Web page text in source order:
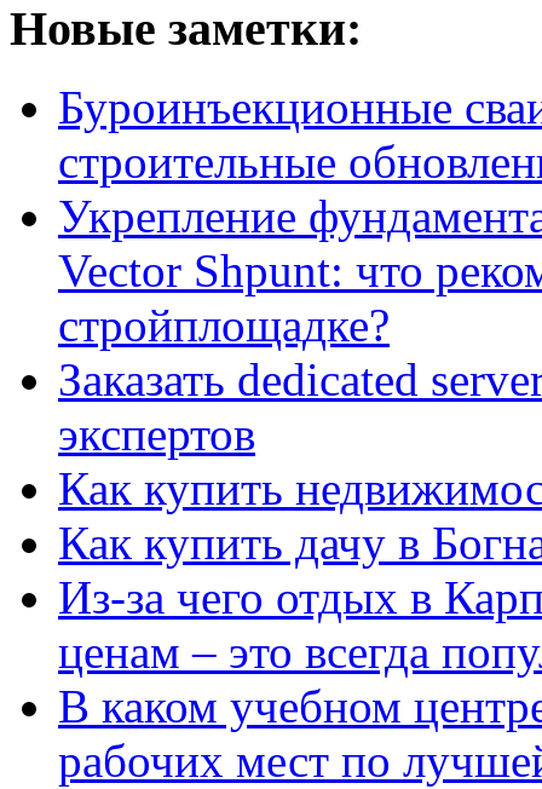
Новые заметки:
Буроинъекционные
строительные
Укрепление
Vector Shpunt: что
стройплощадке?
Заказать dedicated
экспертов
Как купить
Как купить дачу в
Из-за чего отдых в
ценам – это всегда
В каком учебном
рабочих мест по